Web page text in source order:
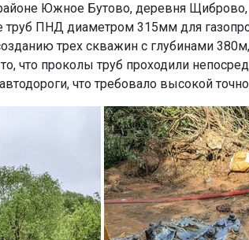
Южное Бутово, деревня
труб ПНД диаметром 315мм для
трех скважин с глубинами
что проколы труб проходили
что требовало высокой